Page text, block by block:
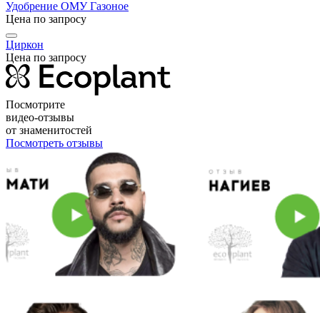
Удобрение ОМУ Газоное
Цена по запросу
Циркон
Цена по запросу
Посмотрите
видео-отзывы
от знаменитостей
Посмотреть отзывы